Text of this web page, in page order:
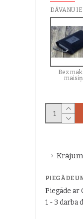
DĀVANU
Bez
PIEGĀDE
Piegāde ar
1 - 3 darba